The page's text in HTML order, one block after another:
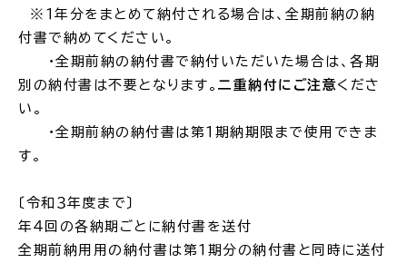
妊娠・出産
引っ越し 就職・転職・退職
※１年分をまとめて納付される場合は、全期前納の納
付書で納めてください。
・全期前納の納付書で納付いただいた場合は、各期
別の納付書は不要となります。 二重納付にご注意くださ
い。
・全期前納の納付書は第１期納期限まで使用できま
す。
〔令和３年度まで〕
年４回の各納期ごとに納付書を送付
全期前納用用の納付書は第１期分の納付書と同時に送付